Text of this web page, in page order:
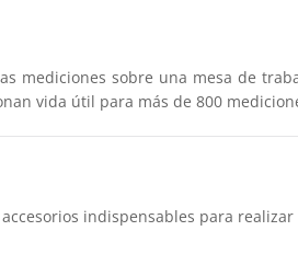
mediciones sobre una mesa de
vida útil para más de 800
indispensables para realizar